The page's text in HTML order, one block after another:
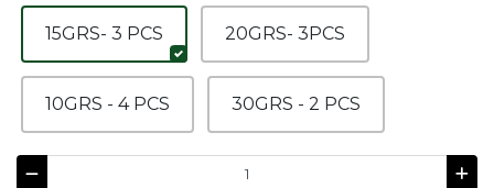
15GRS- 3 PCS 20GRS- 3PCS
10GRS - 4 PCS 30GRS - 2 PCS